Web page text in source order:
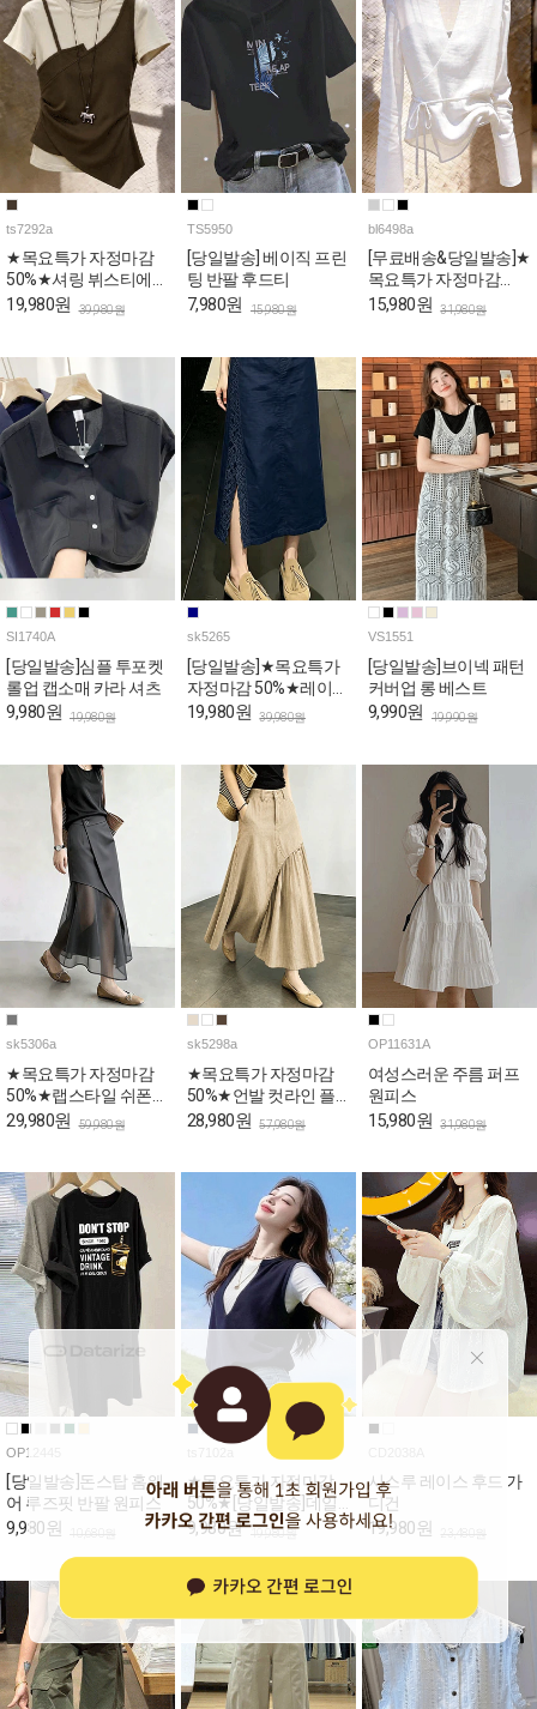
ts7292a
★목요특가 자정마감
50%★셔링 뷔스티에
슬림핏 레이어드 반팔
19,980원 39,980원
TS5950
[당일발송] 베이직 프린
팅 반팔 후드티
7,980원 15,980원
bl6498a
[무료배송&당일발송]★
목요특가 자정마감
50%★여리핏 시스루
브이넥 랩 블라우스
15,980원 31,980원
SI1740A
[당일발송]심플 투포켓
롤업 캡소매 카라 셔츠
9,980원 19,980원
sk5265
[당일발송]★목요특가
자정마감 50%★레이스
사이드 슬릿 A라인 스
19,980원 39,980원
VS1551
[당일발송]브이넥 패턴
커버업 롱 베스트
9,990원 19,990원
sk5306a
★목요특가 자정마감
50%★랩스타일 쉬폰
시스루 롱 스커트
29,980원 59,980원
sk5298a
★목요특가 자정마감
50%★언발 컷라인 플
레어 A 스커트
28,980원 57,980원
OP11631A
여성스러운 주름 퍼프
원피스
15,980원 31,980원
OP12445
[당일발송]돈스탑 홈웨
어 루즈핏 반팔 원피스
9,980원
★목요특가 자정마감
50%★[당일발송]데일
리 베스트 레이어드 반
9,980원 19,980원
시스루 레이스 후드 가
디건
19,980원